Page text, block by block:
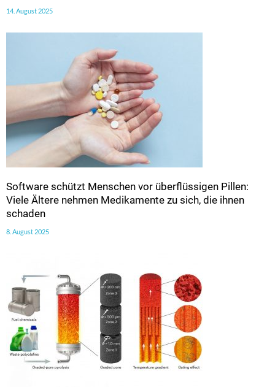
14. August 2025
Software schützt Menschen vor überflüssigen Pillen:
Viele Ältere nehmen Medikamente zu sich, die ihnen
schaden
8. August 2025